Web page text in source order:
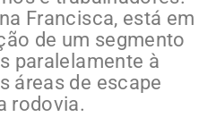
Francisca, está em
de um segmento
paralelamente à
áreas de escape
rodovia.